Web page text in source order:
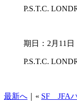
P.S.T.C.
期日：2月11
P.S.T.C.
最新へ ｜« SF JFA